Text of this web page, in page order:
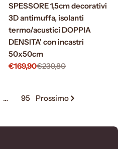
SPESSORE 1,5cm decorativi
3D antimuffa, isolanti
termo/acustici DOPPIA
DENSITA' con incastri
50x50cm
Prezzo
€169,90
Prezzo €239,80
… 95 Prossimo